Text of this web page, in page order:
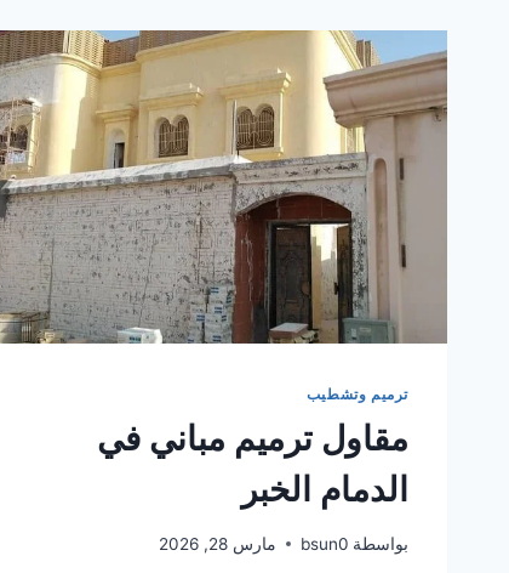
ترميم وتشطيب
مقاول ترميم مباني في
الدمام الخبر
بواسطة bsun0 مارس 28, 2026